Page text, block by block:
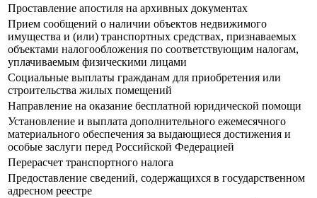
Проставление апостиля на архивных документах
Прием сообщений о наличии объектов недвижимого
имущества и (или) транспортных средствах, признаваемых
объектами налогообложения по соответствующим налогам,
уплачиваемым физическими лицами
Социальные выплаты гражданам для приобретения или
строительства жилых помещений
Направление на оказание бесплатной юридической помощи
Установление и выплата дополнительного ежемесячного
материального обеспечения за выдающиеся достижения и
особые заслуги перед Российской Федерацией
Перерасчет транспортного налога
Предоставление сведений, содержащихся в государственном
адресном реестре